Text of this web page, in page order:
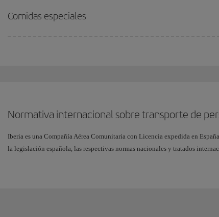
Comidas especiales
Normativa internacional sobre transporte de
Iberia es una Compañía Aérea Comunitaria con Licencia expedida en
la legislación española, las respectivas normas nacionales y tratados